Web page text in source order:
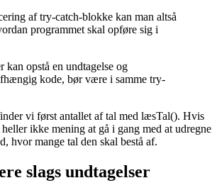
af try-catch-blokke kan man altså
programmet skal opføre sig i
kan opstå en undtagelse og
kode, bør være i samme try-
vi først antallet af tal med læsTal(). Hvis
ikke mening at gå i gang med at udregne
hvor mange tal den skal bestå af.
slags undtagelser